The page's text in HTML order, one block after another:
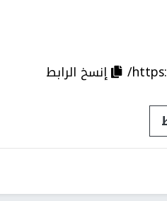
إنسخ الرابط